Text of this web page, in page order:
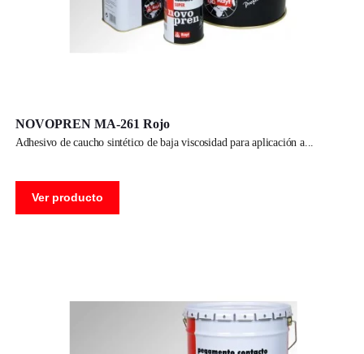
NOVOPREN MA-261 Rojo
adhesivo de caucho sintético de baja viscosidad para aplicación a
Ver producto